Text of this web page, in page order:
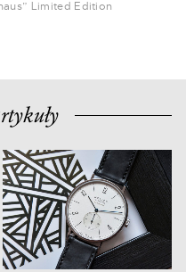
Limited Edition